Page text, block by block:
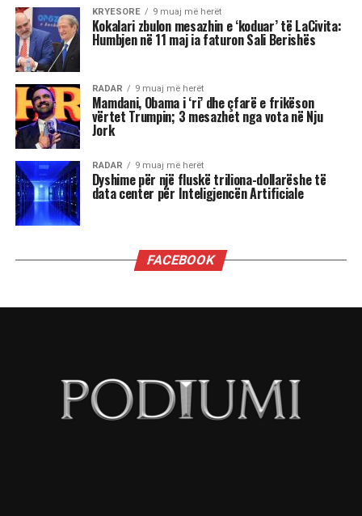
KRYESORE 9 muaj më herët
Kokalari zbulon mesazhin e ‘koduar’ të LaCivita:
Humbjen në 11 maj ia faturon Sali Berishës
RADAR 9 muaj më herët
Mamdani, Obama i ‘ri’ dhe çfarë e frikëson
vërtet Trumpin; 3 mesazhet nga vota në Nju
Jork
RADAR 9 muaj më herët
Dyshime për një fluskë triliona-dollarëshe të
data center për Inteligjencën Artificiale
FACEBOOK